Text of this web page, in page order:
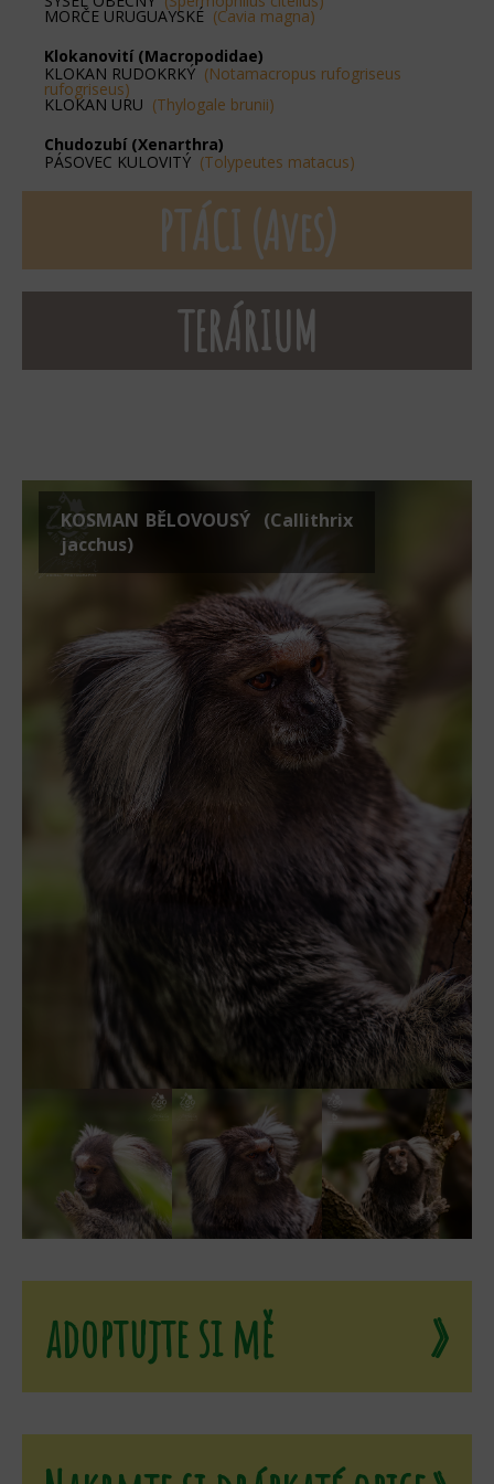
MORČE URUGUAYSKÉ (Cavia magna)
Klokanovití (Macropodidae)
KLOKAN RUDOKRKÝ (Notamacropus rufogriseus
rufogriseus)
KLOKAN URU (Thylogale brunii)
Chudozubí (Xenarthra)
PÁSOVEC KULOVITÝ (Tolypeutes matacus)
PTÁCI (Aves)
TERÁRIUM
KOSMAN BĚLOVOUSÝ (Callithrix
jacchus)
adoptujte si mě »